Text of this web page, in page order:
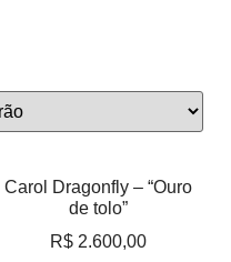
Carol Dragonfly – “Ouro
de tolo”
R$ 2.600,00